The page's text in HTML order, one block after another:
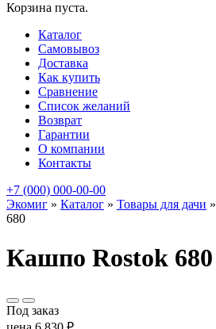
Корзина пуста.
Каталог
Самовывоз
Доставка
Как купить
Сравнение
Список желаний
Возврат
Гарантии
О компании
Контакты
+7 (000) 000-00-00
Экомиг » Каталог » Товары для дачи »
680
Кашпо Rostok 680
Под заказ